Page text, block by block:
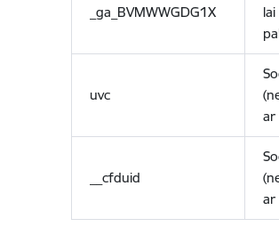
_ga_BVMWWGDG1X
uvc
ar
__cfduid
ar